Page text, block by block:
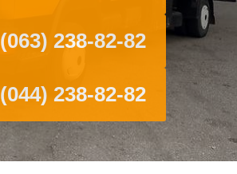
(063) 238-82-82
(044) 238-82-82